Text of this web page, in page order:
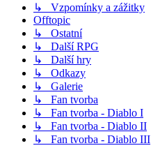
↳ Vzpomínky a zážitky
Offtopic
↳ Ostatní
↳ Další RPG
↳ Další hry
↳ Odkazy
↳ Galerie
↳ Fan tvorba
↳ Fan tvorba - Diablo I
↳ Fan tvorba - Diablo II
↳ Fan tvorba - Diablo III